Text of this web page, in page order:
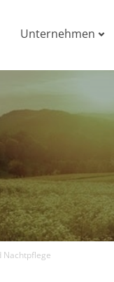
Unternehmen
Nachtpflege